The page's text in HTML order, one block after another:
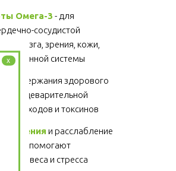
Омега-3 - для
сосудистой
мозга, зрения, кожи,
и иммунной системы
поддержания здорового
пищеварительной
отходов и токсинов
и расслабление
помогают
веса и стресса
x